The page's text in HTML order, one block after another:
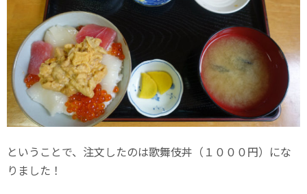
ということで、注文したのは歌舞伎丼（１０００円）にな
りました！